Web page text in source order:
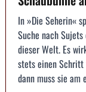
In »Die Seherin«
Suche nach
dieser Welt. Es
stets einen Schritt
dann muss sie am